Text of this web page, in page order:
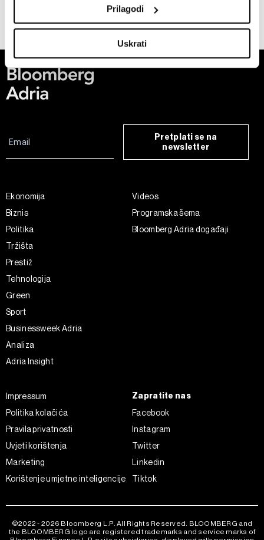
Identify your device by actively scanning it for
specific characteristics (fingerprinting)
Find out more about how your personal data is processed
and set your preferences in the
o vašim pravima pročitajte u našojPolitici privatnosti
o kolačićima i drugim sličnim tehnologijama uPolitici
kolačića. Kolačiće u bilo kojem trenutku možete ponovno
Prilagodi
Uskrati
17.05.2022
Pretplati se na
newsletter
Ekonomija
Biznis
Politika
Tržišta
Prestiž
Tehnologija
Green
Sport
Businessweek Adria
Analiza
Adria Insight
Videos
Programska šema
Bloomberg Adria događaji
Impressum
Politika kolačića
Pravila privatnosti
Uvjeti korištenja
Marketing
Korištenje umjetne inteligencije
Zapratite nas
Facebook
Instagram
Twitter
Linkedin
Tiktok
©2022 - 2026 Bloomberg L.P. All Rights Reserved. BLOOMBERG and
the BLOOMBERG logo are registered trademarks and service marks of